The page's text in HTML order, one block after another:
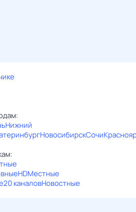
Нижний
НовосибирскСочи
HDМестные
20 каналовНовостные